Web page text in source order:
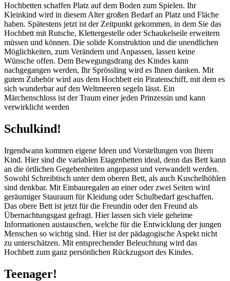
Hochbetten schaffen Platz auf dem Boden zum Spielen. Ihr
Kleinkind wird in diesem Alter großen Bedarf an Platz und Fläche
haben. Spätestens jetzt ist der Zeitpunkt gekommen, in dem Sie das
Hochbett mit Rutsche, Klettergestelle oder Schaukelseile erweitern
müssen und können. Die solide Konstruktion und die unendlichen
Möglichkeiten, zum Verändern und Anpassen, lassen keine
Wünsche offen. Dem Bewegungsdrang des Kindes kann
nachgegangen werden, Ihr Sprössling wird es Ihnen danken. Mit
gutem Zubehör wird aus dem Hochbett ein Piratenschiff, mit dem es
sich wunderbar auf den Weltmeeren segeln lässt. Ein
Märchenschloss ist der Traum einer jeden Prinzessin und kann
verwirklicht werden
Schulkind!
Irgendwann kommen eigene Ideen und Vorstellungen von Ihrem
Kind. Hier sind die variablen Etagenbetten ideal, denn das Bett kann
an die örtlichen Gegebenheiten angepasst und verwandelt werden.
Sowohl Schreibtisch unter dem oberen Bett, als auch Kuschelhöhlen
sind denkbar. Mit Einbauregalen an einer oder zwei Seiten wird
geräumiger Stauraum für Kleidung oder Schulbedarf geschaffen.
Das obere Bett ist jetzt für die Freundin oder den Freund als
Übernachtungsgast gefragt. Hier lassen sich viele geheime
Informationen austauschen, welche für die Entwicklung der jungen
Menschen so wichtig sind. Hier ist der pädagogische Aspekt nicht
zu unterschätzen. Mit entsprechender Beleuchtung wird das
Hochbett zum ganz persönlichen Rückzugsort des Kindes.
Teenager!